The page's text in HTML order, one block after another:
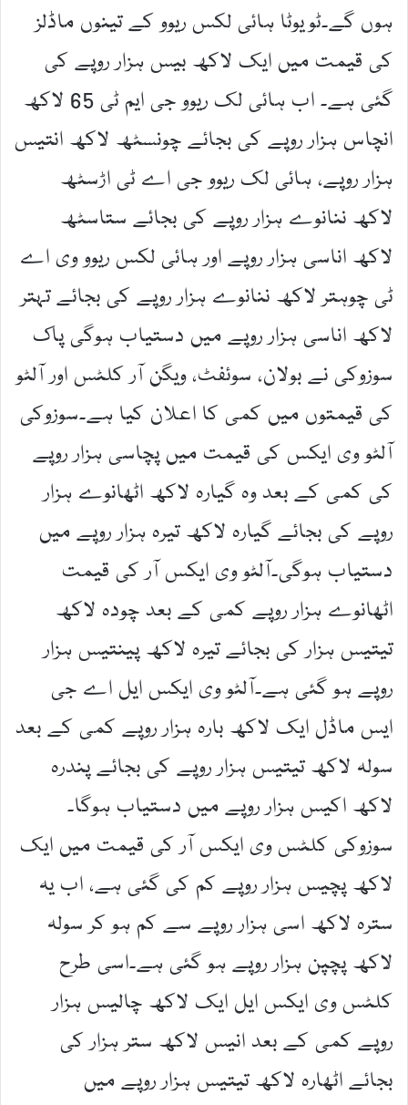
ہوں گے۔ٹویوٹا ہائی لکس ریوو کے تینوں ماڈلز
کی قیمت میں ایک لاکھ بیس ہزار روپے کی
گئی ہے۔ اب ہائی لک ریوو جی ایم ٹی 65 لاکھ
انچاس ہزار روپے کی بجائے چونسٹھ لاکھ انتیس
ہزار روپے، ہائی لک ریوو جی اے ٹی اڑسٹھ
لاکھ ننانوے ہزار روپے کی بجائے ستاسٹھ
لاکھ اناسی ہزار روپے اور ہائی لکس ریوو وی اے
ٹی چوہتر لاکھ ننانوے ہزار روپے کی بجائے تہتر
لاکھ اناسی ہزار روپے میں دستیاب ہوگی پاک
سوزوکی نے بولان، سوئفٹ، ویگن آر کلٹس اور آلٹو
کی قیمتوں میں کمی کا اعلان کیا ہے۔سوزوکی
آلٹو وی ایکس کی قیمت میں پچاسی ہزار روپے
کی کمی کے بعد وہ گیارہ لاکھ اٹھانوے ہزار
روپے کی بجائے گیارہ لاکھ تیرہ ہزار روپے میں
دستیاب ہوگی۔آلٹو وی ایکس آر کی قیمت
اٹھانوے ہزار روپے کمی کے بعد چودہ لاکھ
تیتیس ہزار کی بجائے تیرہ لاکھ پینتیس ہزار
روپے ہو گئی ہے۔آلٹو وی ایکس ایل اے جی
ایس ماڈل ایک لاکھ بارہ ہزار روپے کمی کے بعد
سولہ لاکھ تیتیس ہزار روپے کی بجائے پندرہ
لاکھ اکیس ہزار روپے میں دستیاب ہوگا۔
سوزوکی کلٹس وی ایکس آر کی قیمت میں ایک
لاکھ پچیس ہزار روپے کم کی گئی ہے، اب یہ
سترہ لاکھ اسی ہزار روپے سے کم ہو کر سولہ
لاکھ پچپن ہزار روپے ہو گئی ہے۔اسی طرح
کلٹس وی ایکس ایل ایک لاکھ چالیس ہزار
روپے کمی کے بعد انیس لاکھ ستر ہزار کی
بجائے اٹھارہ لاکھ تیتیس ہزار روپے میں